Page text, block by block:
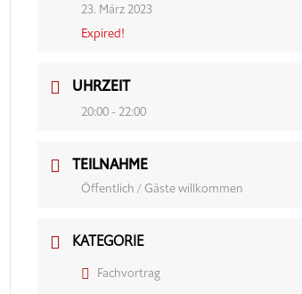
23. März 2023
Expired!
UHRZEIT
20:00 - 22:00
TEILNAHME
Öffentlich / Gäste willkommen
KATEGORIE
Fachvortrag